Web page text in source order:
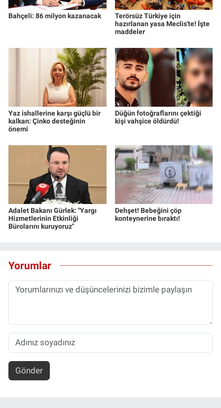
Bahçeli: 86 milyon kazanacak
Terörsüz Türkiye için
hazırlanan yasa Meclis'te! İşte
maddeler
Yaz ishallerine karşı güçlü bir
kalkan: Çinko desteğinin
önemi
Düğün fotoğraflarını çektiği
kişi vahşice öldürdü!
Adalet Bakanı Gürlek: "Yargı
Hizmetlerinin Etkinliği
Bürolarını kuruyoruz"
Dehşet! Bebeğini çöp
konteynerine bıraktı!
Yorumlar
Gönder
Yerel Yaşam